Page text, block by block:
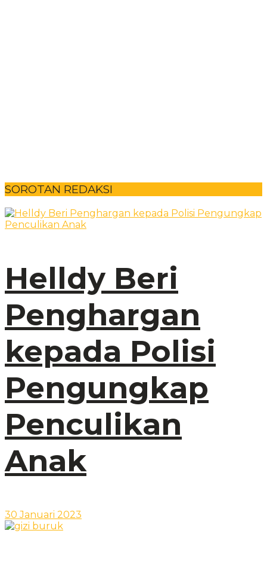
SOROTAN REDAKSI
Helldy Beri
Penghargan
kepada Polisi
Pengungkap
Penculikan
Anak
30 Januari 2023